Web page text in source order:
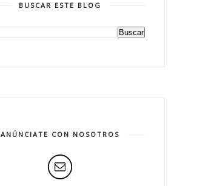
BUSCAR ESTE BLOG
ANÚNCIATE CON NOSOTROS